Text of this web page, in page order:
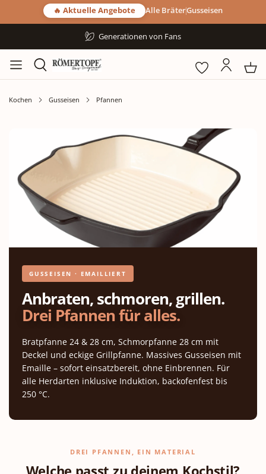
🔥 Aktuelle Angebote Alle BräterGusseisen
Generationen von Fans
Kochen Gusseisen Pfannen
GUSSEISEN · EMAILLIERT
Anbraten, schmoren, grillen.
Drei Pfannen für alles.
Bratpfanne 24 & 28 cm, Schmorpfanne 28 cm mit
Deckel und eckige Grillpfanne. Massives Gusseisen mit
Emaille – sofort einsatzbereit, ohne Einbrennen. Für
alle Herdarten inklusive Induktion, backofenfest bis
250 °C.
DREI PFANNEN, EIN MATERIAL
Welche passt zu deinem Kochstil?